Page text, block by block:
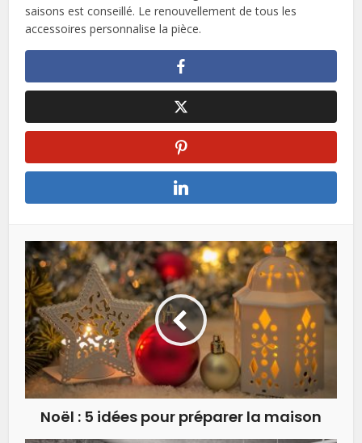
saisons est conseillé. Le renouvellement de tous les
accessoires personnalise la pièce.
Noël : 5 idées pour préparer la maison